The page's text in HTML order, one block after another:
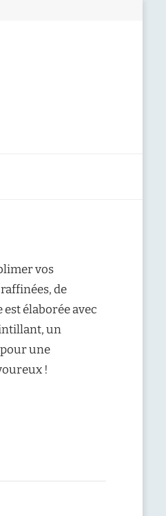
vos
de
élaborée avec
un
une
!